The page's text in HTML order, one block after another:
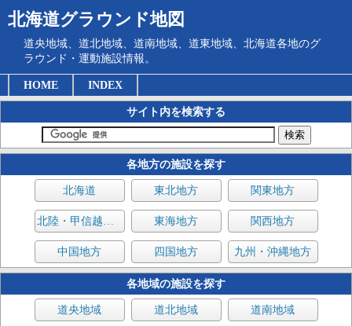
北海道グラウンド地図
道央地域、道北地域、道南地域、道東地域、北海道各地のグ
ラウンド・運動施設情報。
HOME INDEX
サイト内を検索する
各地方の施設を探す
北海道 東北地方 関東地方
北陸・甲信越地方 東海地方 関西地方
中国地方 四国地方 九州・沖縄地方
各地域の施設を探す
道央地域 道北地域 道南地域